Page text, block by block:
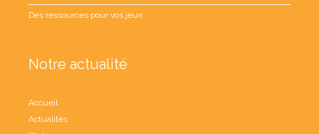
Des ressources pour vos jeux
Notre actualité
Accueil
Actualités